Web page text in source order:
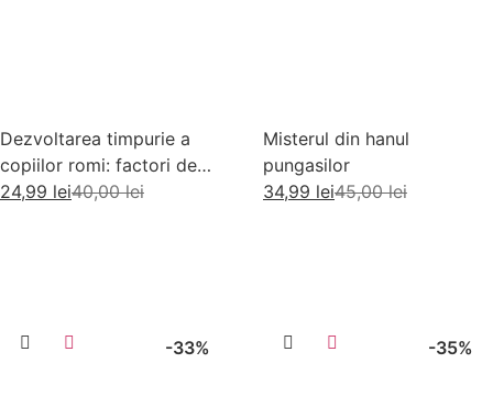
Dezvoltarea timpurie a
copiilor romi: factori de
risc si factori de protectie
40,00lei
24,99 lei
Misterul din hanul
pungasilor
45,00lei
34,99 lei
-33% -35%